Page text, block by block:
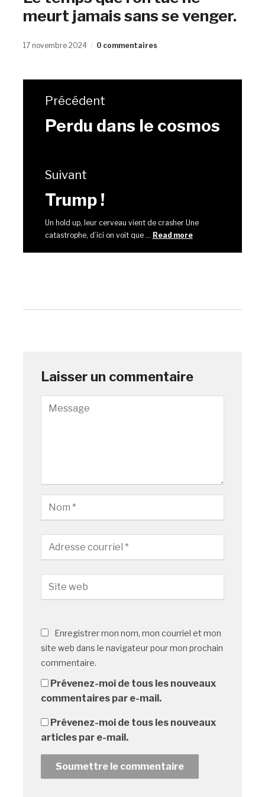
meurt jamais sans se venger.
17 novembre 2024 0 commentaires
Précédent
Perdu dans le cosmos
Suivant
Trump !
Un hold up, leur cerveau vient de crasher Une
catastrophe, d’ici on voit que ... Read more
Laisser un commentaire
Enregistrer mon nom, mon courriel et mon
site web dans le navigateur pour mon prochain
commentaire.
Prévenez-moi de tous les nouveaux
commentaires par e-mail.
Prévenez-moi de tous les nouveaux
articles par e-mail.